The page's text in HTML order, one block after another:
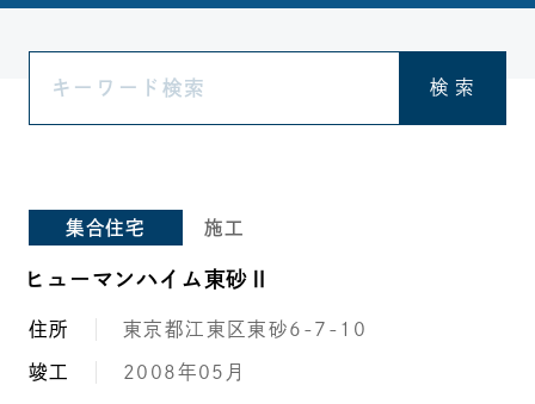
検 索
集合住宅 施工
ヒューマンハイム東砂Ⅱ
住所 東京都江東区東砂6-7-10
竣工 2008年05月